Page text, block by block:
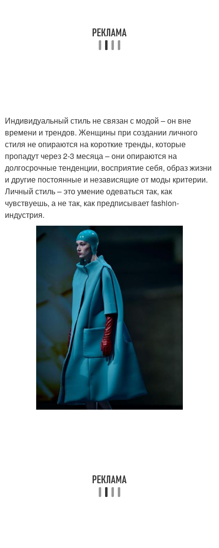
Индивидуальный стиль не связан с модой – он вне
времени и трендов. Женщины при создании личного
стиля не опираются на короткие тренды, которые
пропадут через 2-3 месяца – они опираются на
долгосрочные тенденции, восприятие себя, образ жизни
и другие постоянные и независящие от моды критерии.
Личный стиль – это умение одеваться так, как
чувствуешь, а не так, как предписывает fashion-
индустрия.